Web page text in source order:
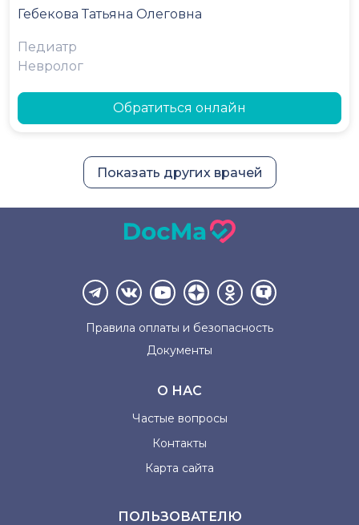
Гебекова Татьяна Олеговна
Педиатр
Невролог
Обратиться онлайн
Показать других врачей
Правила оплаты и безопасность
Документы
О НАС
Частые вопросы
Контакты
Карта сайта
ПОЛЬЗОВАТЕЛЮ